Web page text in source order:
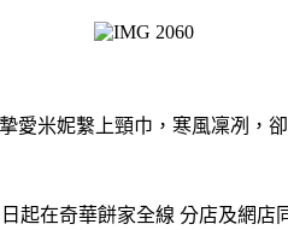
愛米妮繫上頸巾，寒風凜冽，
在奇華餅家全線 分店及網